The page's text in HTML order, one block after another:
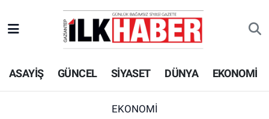
ASAYİŞ GÜNCEL SİYASET DÜNYA EKONOMİ
EKONOMİ
EKONOMİ
SİYASET
Beyoğlu Hava Durumu
Beyoğlu Trafik Yoğunluk Haritası
Süper Lig Puan Durumu ve Fikstür